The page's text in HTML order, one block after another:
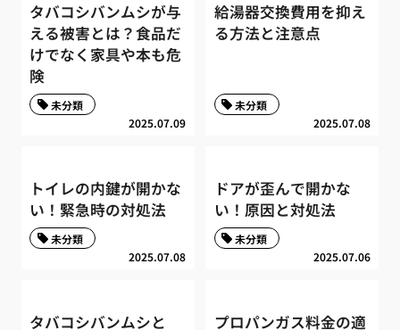
タバコシバンムシが与
える被害とは？食品だ
けでなく家具や本も危
険
2025.07.09
未分類
給湯器交換費用を抑え
る方法と注意点
2025.07.08
未分類
トイレの内鍵が開かな
い！緊急時の対処法
2025.07.08
未分類
ドアが歪んで開かな
い！原因と対処法
2025.07.06
未分類
タバコシバンムシと プロパンガス料金の適